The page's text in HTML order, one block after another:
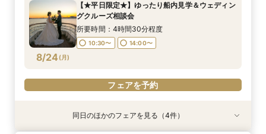
8/23(日)
9:00〜
10:30〜
15:00〜
8/23(日)
所要時間：4時間30分程度
8/23(日)
9:00〜
10:30〜
15:00〜
8/23(日)
13:30〜
8/23(日)
9:00〜 10:30〜
8/23(日)
10:30〜 13:00〜
8/24 (月)
【★平日限定★】ゆったり船内見学＆ウェディン
グクルーズ相談会
所要時間：4時間30分程度
10:30〜 14:00〜
フェアを予約
特典あり
特典あり同日のほかのフェアを見る（4件）